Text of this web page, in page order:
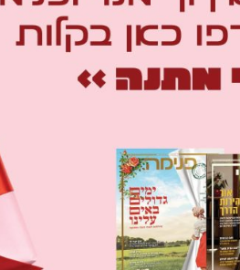
פותחים את הקיץ: כל מה שחשוב לדעת על
חשיפה לשמש